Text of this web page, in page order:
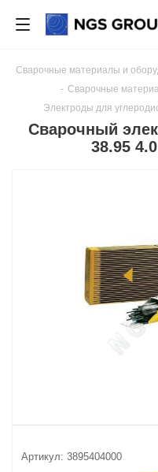
Сварочные материалы и
- Сварочные
Электроды для
Сварочный
38.95
Артикул: 3895404000